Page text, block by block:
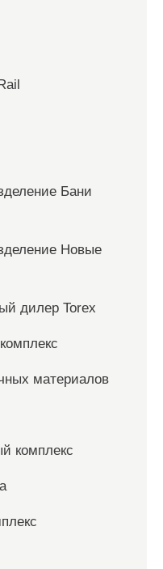
Бани
Новые
дилер Torex
материалов
комплекс